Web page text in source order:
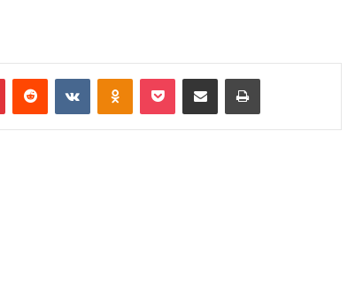
PinterestReddit VKontakteOdnoklassniki
Pocket Podijeli putem Emaila Print